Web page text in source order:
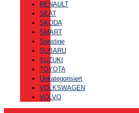
RENAULT
SEAT
SKODA
SMART
Sonstige
SUBARU
SUZUKI
TOYOTA
Unkategorisiert
VOLKSWAGEN
VOLVO